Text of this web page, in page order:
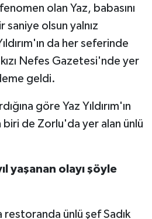
olan Yaz, babasını
saniye olsun yalnız
da her seferinde
Nefes Gazetesi'nde yer
geldi.
göre Yaz Yıldırım'ın
biri de Zorlu'da yer alan ünlü
yaşanan olayı şöyle
restoranda ünlü şef Sadık